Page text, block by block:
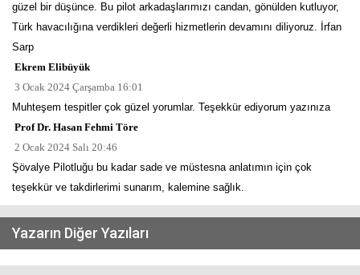
güzel bir düşünce. Bu pilot arkadaşlarımızı candan, gönülden kutluyor,
Türk havacılığına verdikleri değerli hizmetlerin devamını diliyoruz. İrfan
Sarp
Ekrem Elibüyük
3 Ocak 2024 Çarşamba 16:01
Muhteşem tespitler çok güzel yorumlar. Teşekkür ediyorum yazınıza
Prof Dr. Hasan Fehmi Töre
2 Ocak 2024 Salı 20:46
Şövalye Pilotluğu bu kadar sade ve müstesna anlatımın için çok
teşekkür ve takdirlerimi sunarım, kalemine sağlık.
Yazarın Diğer Yazıları